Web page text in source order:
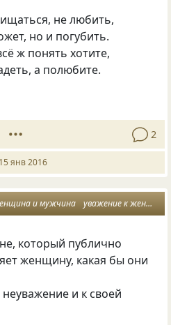
не любить,
но и погубить.
ж понять хотите,
а полюбите.
2
15 янв 2016
и мужчина уважение к женщине
который публично
женщину, какая бы они
и к своей